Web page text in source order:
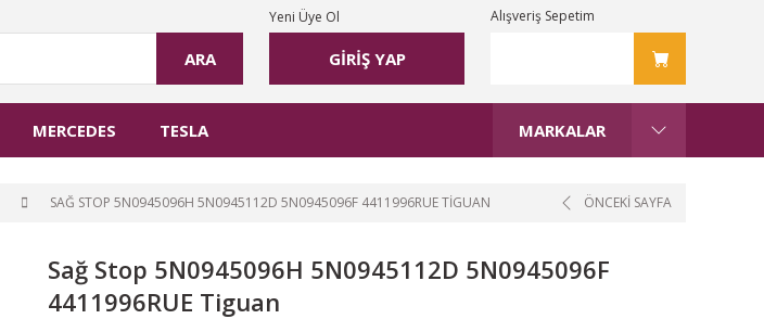
ARA GİRİŞ YAP
Yeni Üye Ol Alışveriş Sepetim
MERCEDES TESLA MARKALAR
SAĞ STOP 5N0945096H 5N0945112D 5N0945096F 4411996RUE TIGUAN ÖNCEKİ SAYFA
Sağ Stop 5N0945096H 5N0945112D 5N0945096F
4411996RUE Tiguan